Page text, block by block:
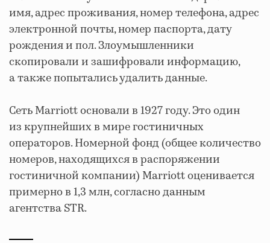
имя, адрес проживания, номер телефона, адрес
электронной почты, номер паспорта, дату
рождения и пол. Злоумышленники
скопировали и зашифровали информацию,
а также попытались удалить данные.
Сеть Marriott основали в 1927 году. Это один
из крупнейших в мире гостиничных
операторов. Номерной фонд (общее количество
номеров, находящихся в распоряжении
гостиничной компании) Marriott оценивается
примерно в 1,3 млн, согласно данным
агентства STR.